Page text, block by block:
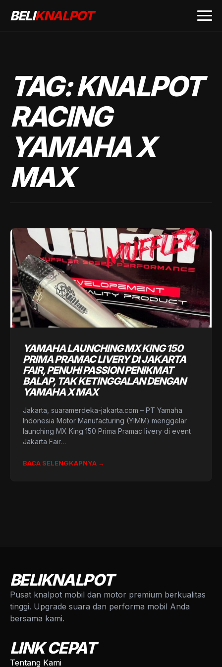
BELIKNALPOT
TAG:KNALPOT
RACING
YAMAHA X
MAX
YAMAHA LAUNCHING MX KING 150
PRIMA PRAMAC LIVERY DI JAKARTA
FAIR, PENUHI PASSION PENIKMAT
BALAP, TAK KETINGGALAN DENGAN
YAMAHA X MAX
Jakarta, suaramerdeka-jakarta.com – PT Yamaha
Indonesia Motor Manufacturing (YIMM) menggelar
launching MX King 150 Prima Pramac livery di event
Jakarta Fair…
BACA SELENGKAPNYA →
BELIKNALPOT
Pusat knalpot mobil dan motor premium berkualitas
tinggi. Upgrade suara dan performa mobil Anda
bersama kami.
LINK CEPAT
Tentang Kami